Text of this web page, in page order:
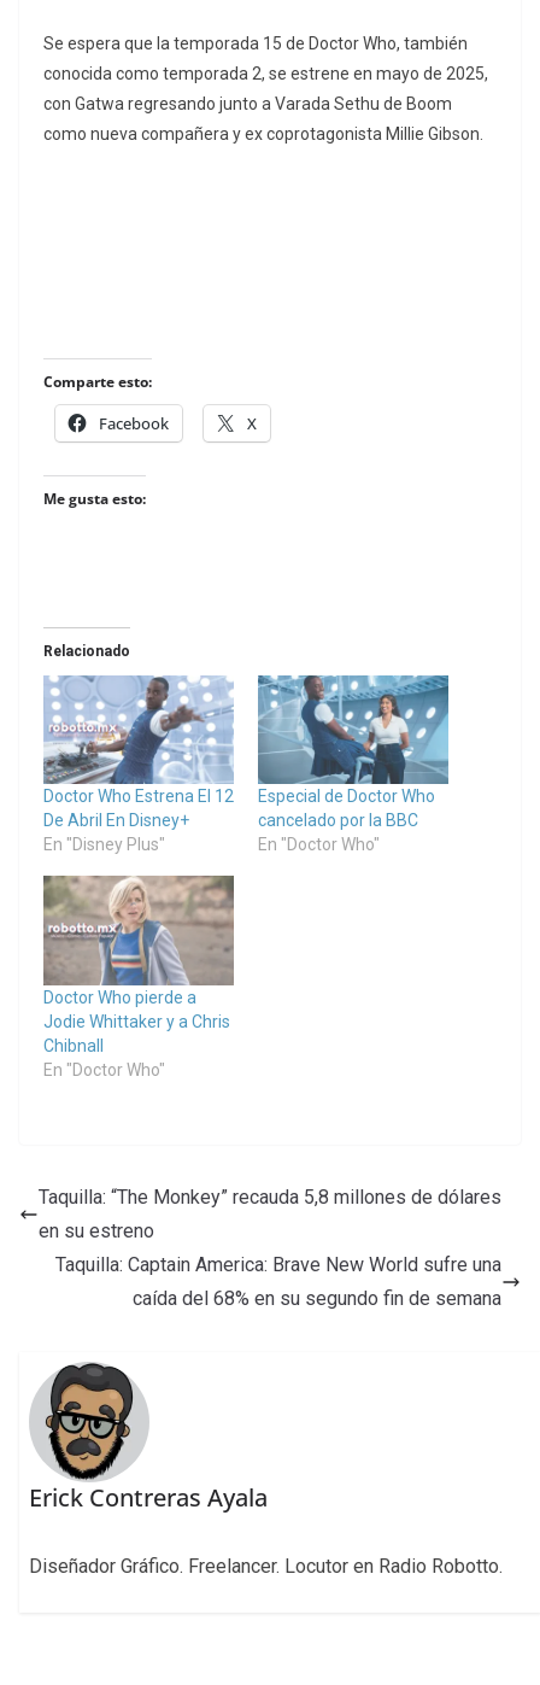
Se espera que la temporada 15 de Doctor Who, también
conocida como temporada 2, se estrene en mayo de 2025,
con Gatwa regresando junto a Varada Sethu de Boom
como nueva compañera y ex coprotagonista Millie Gibson.
Comparte esto:
Facebook X
Me gusta esto:
Relacionado
Doctor Who Estrena El 12
De Abril En Disney+
En "Disney Plus"
Especial de Doctor Who
cancelado por la BBC
En "Doctor Who"
Doctor Who pierde a
Jodie Whittaker y a Chris
Chibnall
En "Doctor Who"
Taquilla: “The Monkey” recauda 5,8 millones de dólares
en su estreno
Taquilla: Captain America: Brave New World sufre una
caída del 68% en su segundo fin de semana
Erick Contreras Ayala
Diseñador Gráfico. Freelancer. Locutor en Radio Robotto.